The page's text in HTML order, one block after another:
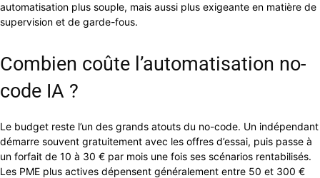
automatisation plus souple, mais aussi plus exigeante en matière de
supervision et de garde-fous.
Combien coûte l’automatisation no-
code IA ?
Le budget reste l’un des grands atouts du no-code. Un indépendant
démarre souvent gratuitement avec les offres d’essai, puis passe à
un forfait de 10 à 30 € par mois une fois ses scénarios rentabilisés.
Les PME plus actives dépensent généralement entre 50 et 300 €